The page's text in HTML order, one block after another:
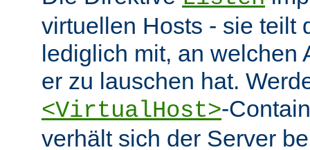
virtuellen Hosts - sie teilt
lediglich mit, an welchen
er zu lauschen hat.
<VirtualHost>-
verhält sich der Server